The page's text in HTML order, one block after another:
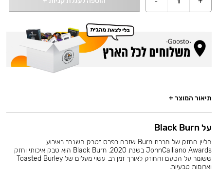
תיאור המוצר +
על Black Burn
הליין החזק של חברת Burn שזכה בפרס ״טבק השנה״ באירוע
JohnCalliano Awards בשנת 2020. Black Burn הוא טבק איכותי וחזק
ששומר על הטעם והחוזק לאורך זמן רב. עשוי מעלים של Toasted Burley
וארומות טבעיות.